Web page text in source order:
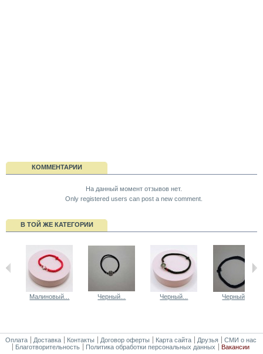
КОММЕНТАРИИ
На данный момент отзывов нет.
Only registered users can post a new comment.
В ТОЙ ЖЕ КАТЕГОРИИ
Малиновый... Черный... Черный... Черный...
Оплата Доставка Контакты Договор оферты Карта сайта Друзья
СМИ о нас
Благотворительность
Политика обработки персональных данных Вакансии